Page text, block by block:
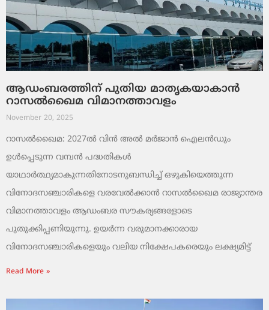
ആഡംബരത്തിന് പുതിയ മാതൃകയാകാൻ
റാസൽഖൈമ വിമാനത്താവളം
November 20, 2025
റാസൽഖൈമ: 2027ൽ വിൻ അൽ മർജാൻ ഐലൻഡും
ഉൾപ്പെടുന്ന വമ്പൻ പദ്ധതികൾ
യാഥാർത്ഥ്യമാകുന്നതിനോടനുബന്ധിച്ച് ഒഴുകിയെത്തുന്ന
വിനോദസഞ്ചാരികളെ വരവേൽക്കാൻ റാസൽഖൈമ രാജ്യാന്തര
വിമാനത്താവളം ആഡംബര സൗകര്യങ്ങളോടെ
പുതുക്കിപ്പണിയുന്നു. ഉയർന്ന വരുമാനക്കാരായ
വിനോദസഞ്ചാരികളെയും വലിയ നിക്ഷേപകരെയും ലക്ഷ്യമിട്ട്
Read More »